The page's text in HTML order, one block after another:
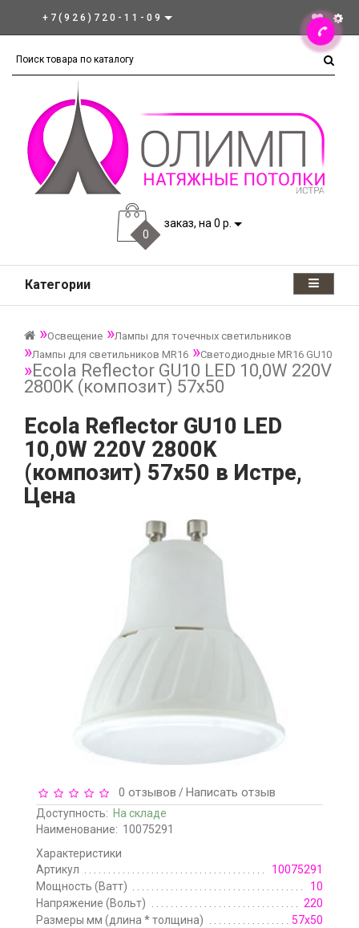
+7(926)720-11-09
0
заказ, на 0 р.
Категории
Освещение
Лампы для точечных светильников
Лампы для светильников MR16
Светодиодные MR16 GU10
Ecola Reflector GU10 LED 10,0W 220V
2800K (композит) 57x50
Ecola Reflector GU10 LED
10,0W 220V 2800K
(композит) 57x50 в Истре,
Цена
0 отзывов /Написать отзыв
Доступность: На складе
Наименование: 10075291
Характеристики
Артикул
10075291
Мощность (Ватт)
10
Напряжение (Вольт)
220
Размеры мм (длина * толщина)
57х50